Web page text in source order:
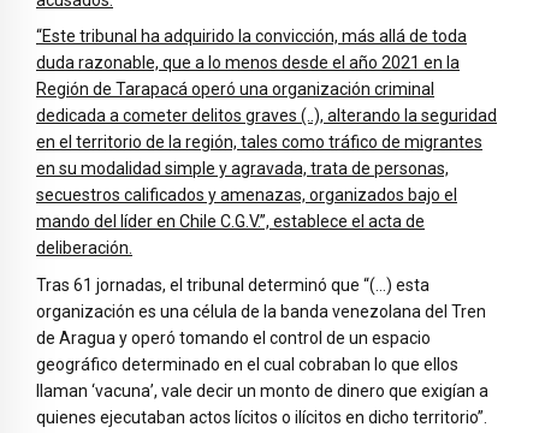
“Este tribunal ha adquirido la convicción, más allá de toda
duda razonable, que a lo menos desde el año 2021 en la
Región de Tarapacá operó una organización criminal
dedicada a cometer delitos graves (..), alterando la seguridad
en el territorio de la región, tales como tráfico de migrantes
en su modalidad simple y agravada, trata de personas,
secuestros calificados y amenazas, organizados bajo el
mando del líder en Chile C.G.V.”, establece el acta de
deliberación.
Tras 61 jornadas, el tribunal determinó que “(…) esta
organización es una célula de la banda venezolana del Tren
de Aragua y operó tomando el control de un espacio
geográfico determinado en el cual cobraban lo que ellos
llaman ‘vacuna’, vale decir un monto de dinero que exigían a
quienes ejecutaban actos lícitos o ilícitos en dicho territorio”.